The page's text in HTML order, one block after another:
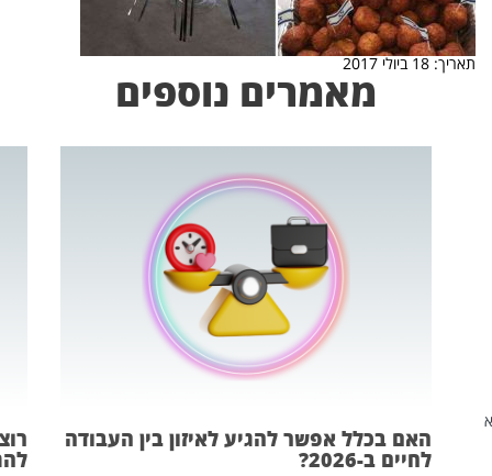
תאריך: 18 ביולי 2017
מאמרים נוספים
האם בכלל אפשר להגיע לאיזון בין העבודה
לחיים ב-2026?